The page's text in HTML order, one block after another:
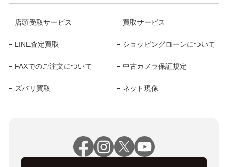
店頭受取サービス 買取サービス
LINE査定買取 ショッピングローンについて
FAXでのご注文について 中古カメラ保証規定
ズバリ買取 ネット現像